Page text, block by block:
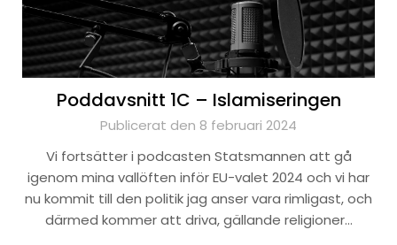
Poddavsnitt 1C – Islamiseringen
Publicerat den 8 februari 2024
Vi fortsätter i podcasten Statsmannen att gå
igenom mina vallöften inför EU-valet 2024 och vi har
nu kommit till den politik jag anser vara rimligast, och
därmed kommer att driva, gällande religioner…